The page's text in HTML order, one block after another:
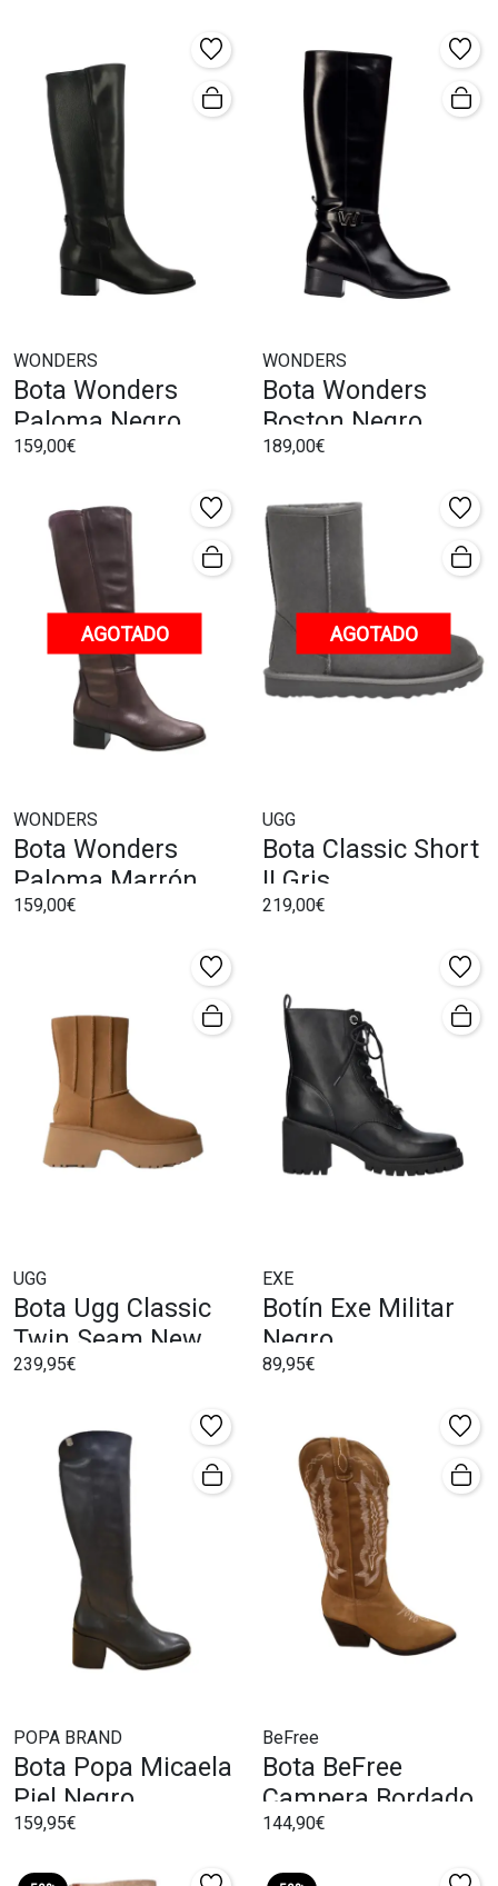
WONDERS
Bota Wonders
Paloma Negro
159,00€
WONDERS
Bota Wonders
Boston Negro
189,00€
AGOTADO
WONDERS
Bota Wonders
Paloma Marrón
159,00€
AGOTADO
UGG
Bota Classic Short
II Gris
219,00€
UGG
Bota Ugg Classic
Twin Seam New
Heights Chesnut
239,95€
EXE
Botín Exe Militar
Negro
89,95€
POPA BRAND
Bota Popa Micaela
Piel Negro
159,95€
BeFree
Bota BeFree
Campera Bordados
Camel
144,90€